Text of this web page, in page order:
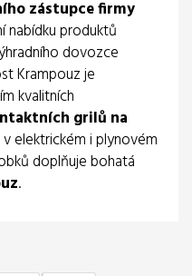
zástupce firmy
nabídku produktů
dovozce
Krampouz je
kvalitních
grilů na
elektrickém i plynovém
doplňuje bohatá
.